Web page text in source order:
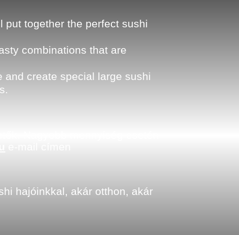
put together the perfect sushi
combinations that are
and create special large sushi
hajóinkkal, akár otthon, akár